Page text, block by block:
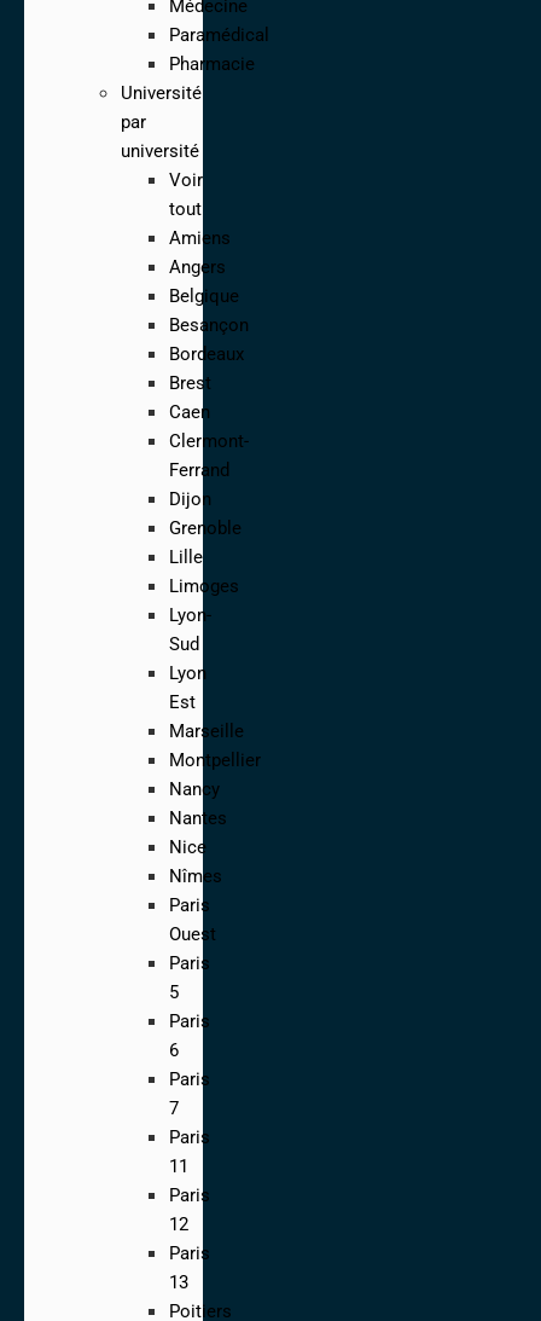
Médecine
Paramédical
Pharmacie
Université
par
université
Voir
tout
Amiens
Angers
Belgique
Besançon
Bordeaux
Brest
Caen
Clermont-
Ferrand
Dijon
Grenoble
Lille
Limoges
Lyon-
Sud
Lyon
Est
Marseille
Montpellier
Nancy
Nantes
Nice
Nîmes
Paris
Ouest
Paris
5
Paris
6
Paris
7
Paris
11
Paris
12
Paris
13
Poitiers